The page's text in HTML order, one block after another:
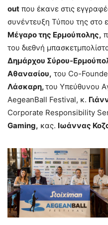
out που έκανε στις
συνέντευξη Τύπου της στο
Μέγαρο της Ερμούπολης,
του διεθνή
Δημάρχου Σύρου-
Αθανασίου, του Co-
Λάσκαρη,του Υπεύθυνου
AegeanBall Festival, κ.
Corporate Responsibility
Gaming, κας. Ιωάννας